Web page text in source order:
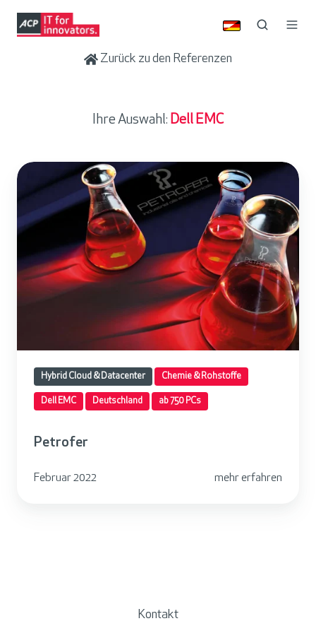
Zurück zu den Referenzen
Ihre Auswahl: Dell EMC
P
r
f
e
Hybrid Cloud & Datacenter Chemie & Rohstoffe
Dell EMC Deutschland ab 750 PCs
Petrofer
Februar 2022 mehr erfahren
Kontakt